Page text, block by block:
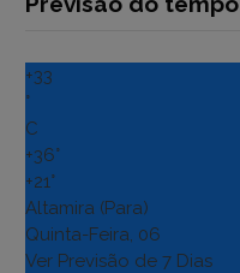
+33
°
C
+36°
+21°
Altamira (Para)
Quinta-Feira, 06
Ver Previsão de 7 Dias